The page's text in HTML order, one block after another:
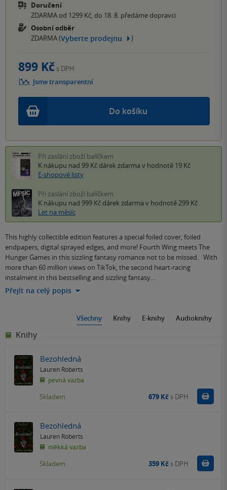
Doručení
ZDARMA od 1299 Kč, do 18. 8. předáme dopravci
Osobní odběr
ZDARMA (Vyberte prodejnu )
Do košíku
899 Kč s DPH
Jsme transparentní
Při zaslání zboží balíčkem
K nákupu nad 99 Kč dárek zdarma v hodnotě 19 Kč
E-shopové listy
Při zaslání zboží balíčkem
K nákupu nad 999 Kč dárek zdarma v hodnotě 299 Kč
Let na měsíc
This highly collectible edition features a special foiled cover, foiled
endpapers, digital sprayed edges, and more! Fourth Wing meets The
Hunger Games in this sizzling fantasy romance not to be missed. With
more than 60 million views on TikTok, the second heart-racing
instalment in this bestselling and sizzling fantasy…
Přejít na celý popis
Všechny Knihy E-knihy Audioknihy
Knihy
Bezohledná
Lauren Roberts
pevná vazba
Skladem 679 Kč s DPH
Bezohledná
Lauren Roberts
měkká vazba
Skladem 359 Kč s DPH